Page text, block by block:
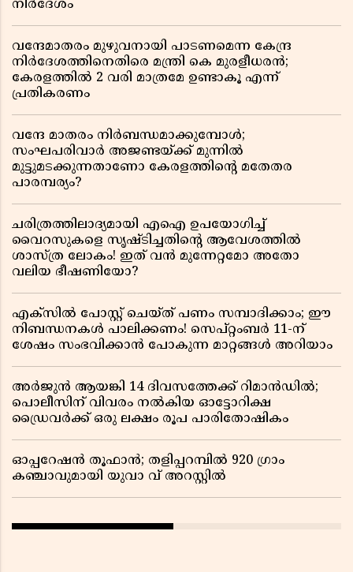
നിർദേശം
വന്ദേമാതരം മുഴുവനായി പാടണമെന്ന കേന്ദ്ര
നിർദേശത്തിനെതിരെ മന്ത്രി കെ മുരളീധരൻ;
കേരളത്തിൽ 2 വരി മാത്രമേ ഉണ്ടാകൂ എന്ന്
പ്രതികരണം
വന്ദേ മാതരം നിർബന്ധമാക്കുമ്പോൾ;
സംഘപരിവാർ അജണ്ടയ്ക്ക് മുന്നിൽ
മുട്ടുമടക്കുന്നതാണോ കേരളത്തിന്റെ മതേതര
പാരമ്പര്യം?
ചരിത്രത്തിലാദ്യമായി എഐ ഉപയോഗിച്ച്
വൈറസുകളെ സൃഷ്ടിച്ചതിന്റെ ആവേശത്തിൽ
ശാസ്ത്ര ലോകം! ഇത് വൻ മുന്നേറ്റമോ അതോ
വലിയ ഭീഷണിയോ?
എക്സിൽ പോസ്റ്റ് ചെയ്ത് പണം സമ്പാദിക്കാം; ഈ
നിബന്ധനകൾ പാലിക്കണം! സെപ്റ്റംബർ 11-ന്
ശേഷം സംഭവിക്കാൻ പോകുന്ന മാറ്റങ്ങൾ അറിയാം
അർജുൻ ആയങ്കി 14 ദിവസത്തേക്ക് റിമാൻഡിൽ;
പൊലീസിന് വിവരം നൽകിയ ഓട്ടോറിക്ഷ
ഡ്രൈവർക്ക് ഒരു ലക്ഷം രൂപ പാരിതോഷികം
ഓപ്പറേഷൻ തൂഫാൻ; തളിപ്പറമ്പിൽ 920 ഗ്രാം
കഞ്ചാവുമായി യുവാ വ് അറസ്റ്റിൽ